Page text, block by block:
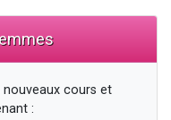
nouveaux cours et
: